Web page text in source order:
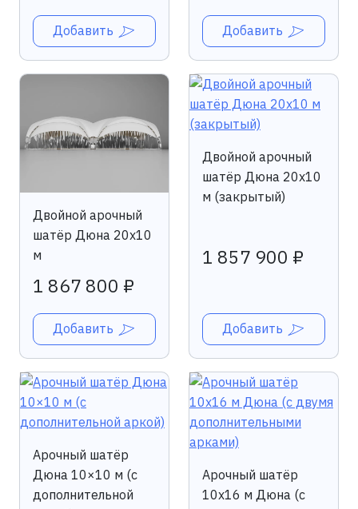
Добавить Добавить
Двойной арочный
шатёр Дюна 20х10
м
1 867 800 ₽
Добавить
Двойной арочный
шатёр Дюна 20х10
м (закрытый)
1 857 900 ₽
Добавить
Арочный шатёр
Дюна 10×10 м (с
дополнительной
Арочный шатёр
10х16 м Дюна (с